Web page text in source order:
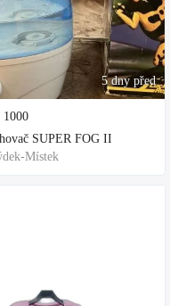
5 dny před
1000
SUPER FOG II
Místek